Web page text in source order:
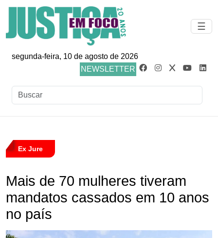
☰
segunda-feira, 10 de agosto de 2026
NEWSLETTER
Ex Jure
Mais de 70 mulheres tiveram
mandatos cassados em 10 anos
no país